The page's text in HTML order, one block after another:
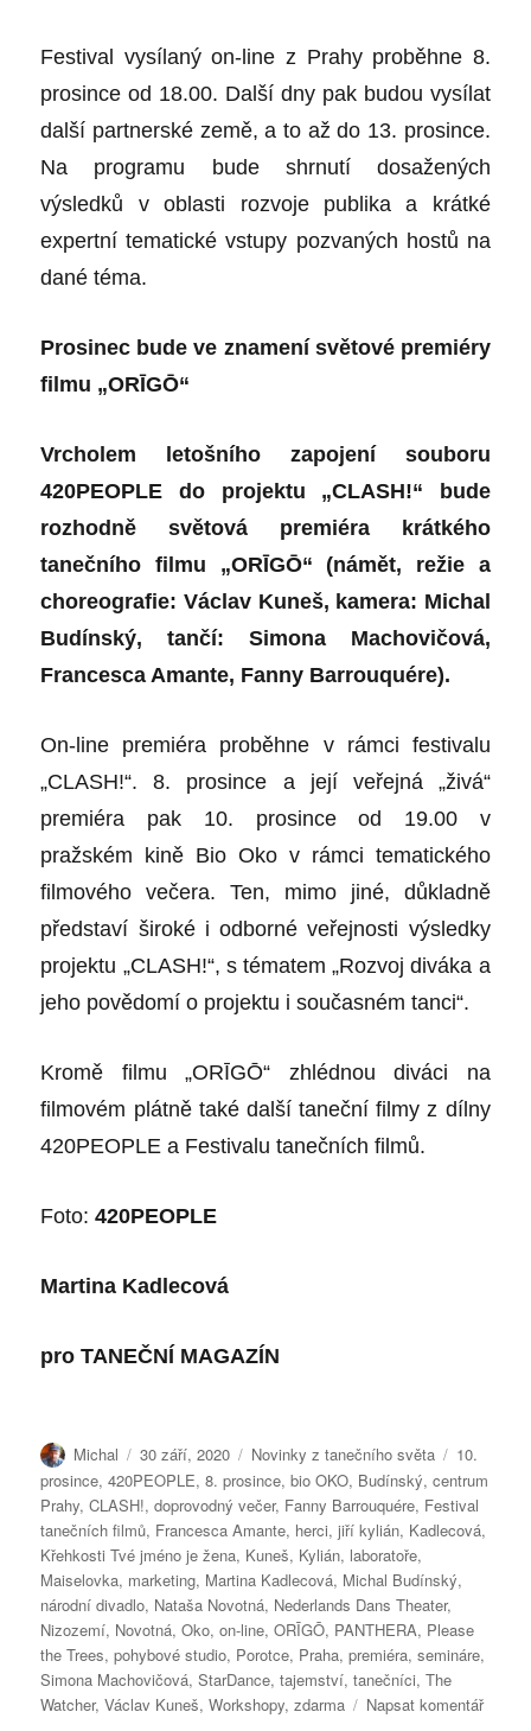
Festival vysílaný on-line z Prahy proběhne 8.
prosince od 18.00. Další dny pak budou vysílat
další partnerské země, a to až do 13. prosince.
Na programu bude shrnutí dosažených
výsledků v oblasti rozvoje publika a krátké
expertní tematické vstupy pozvaných hostů na
dané téma.
Prosinec bude ve znamení světové premiéry
filmu „ORĪGŌ“
Vrcholem letošního zapojení souboru
420PEOPLE do projektu „CLASH!“ bude
rozhodně světová premiéra krátkého
tanečního filmu „ORĪGŌ“ (námět, režie a
choreografie: Václav Kuneš, kamera: Michal
Budínský, tančí: Simona Machovičová,
Francesca Amante, Fanny Barrouquére).
On-line premiéra proběhne v rámci festivalu
„CLASH!“. 8. prosince a její veřejná „živá“
premiéra pak 10. prosince od 19.00 v
pražském kině Bio Oko v rámci tematického
filmového večera. Ten, mimo jiné, důkladně
představí široké i odborné veřejnosti výsledky
projektu „CLASH!“, s tématem „Rozvoj diváka a
jeho povědomí o projektu i současném tanci“.
Kromě filmu „ORĪGŌ“ zhlédnou diváci na
filmovém plátně také další taneční filmy z dílny
420PEOPLE a Festivalu tanečních filmů.
Foto: 420PEOPLE
Martina Kadlecová
proTANEČNÍ MAGAZÍN
Autor:
Michal Publikováno:
30 září, 2020 Rubriky:
Novinky z tanečního světa Štítky:
10.
prosince,420PEOPLE,8. prosince,bio OKO, Budínský,centrum
Prahy,CLASH!,doprovodný večer, Fanny Barrouquére, Festival
tanečních filmů, Francesca Amante, herci,jiří kylián, Kadlecová,
Křehkosti Tvé jméno je žena, Kuneš, Kylián, laboratoře,
Maiselovka, marketing, Martina Kadlecová, Michal Budínský,
národní divadlo, Nataša Novotná, Nederlands Dans Theater,
Nizozemí, Novotná,Oko,on-line,ORĪGŌ, PANTHERA, Please
the Trees,pohybové studio, Porotce, Praha,premiéra,semináre,
Simona Machovičová,StarDance,tajemství,tanečníci,The
Watcher,Václav Kuneš,Workshopy,zdarma Napsat komentářpro